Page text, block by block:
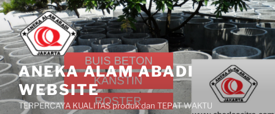
Skip
to
content
ANEKA ALAM ABADI
WEBSITE
TERPERCAYA KUALITAS produk dan TEPAT WAKTU